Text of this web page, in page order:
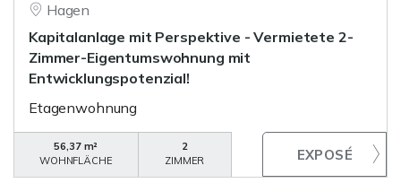
Hagen
Kapitalanlage mit Perspektive - Vermietete 2-
Zimmer-Eigentumswohnung mit
Entwicklungspotenzial!
Etagenwohnung
56,37 m²
WOHNFLÄCHE
2
ZIMMER